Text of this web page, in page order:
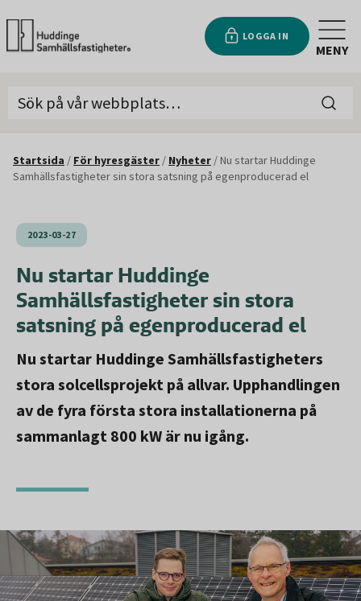
LOGGA IN
MENY
Startsida / För hyresgäster / Nyheter / Nu startar Huddinge
Samhällsfastigheter sin stora satsning på egenproducerad el
2023-03-27
Nu startar Huddinge
Samhällsfastigheter sin stora
satsning på egenproducerad el
Nu startar Huddinge Samhällsfastigheters
stora solcellsprojekt på allvar. Upphandlingen
av de fyra första stora installationerna på
sammanlagt 800 kW är nu igång.